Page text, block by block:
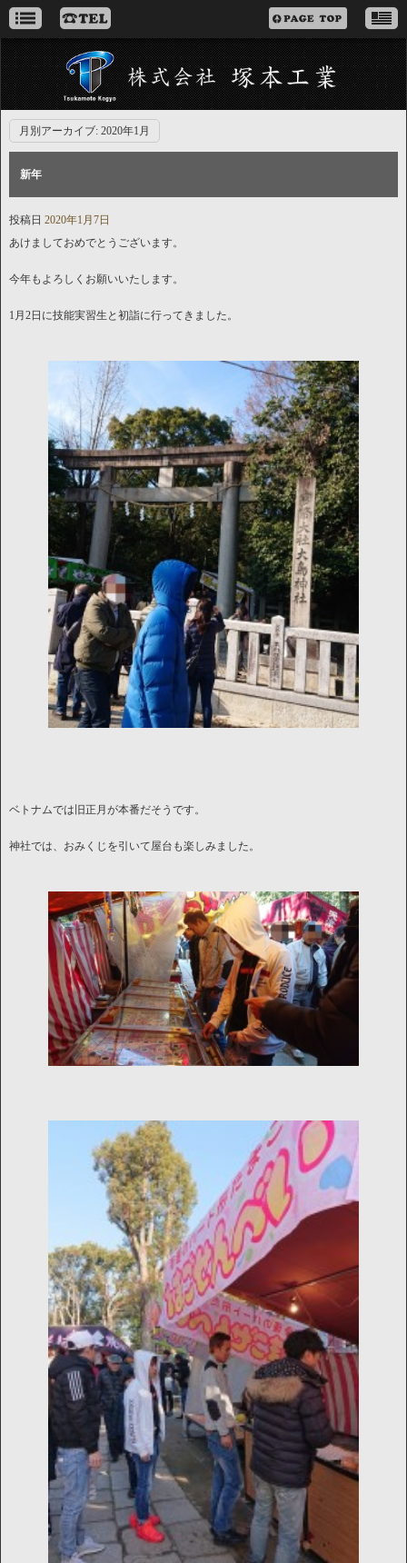
月別アーカイブ: 2020年1月
新年
投稿日 2020年1月7日
あけましておめでとうございます。
今年もよろしくお願いいたします。
1月2日に技能実習生と初詣に行ってきました。
ベトナムでは旧正月が本番だそうです。
神社では、おみくじを引いて屋台も楽しみました。